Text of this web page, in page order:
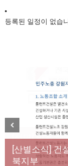
등록된 일정이 없습
[성명] 막을 수
년노동자 사
대책 마련하라
[산별소식] 건
북지부
Previous